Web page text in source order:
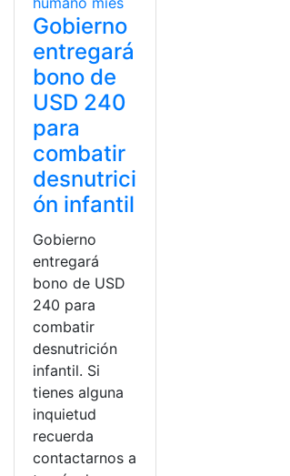
Gobierno
entregará
bono de
USD 240
para
combatir
desnutrici
ón infantil
Gobierno
entregará
bono de USD
240 para
combatir
desnutrición
infantil. Si
tienes alguna
inquietud
recuerda
contactarnos a